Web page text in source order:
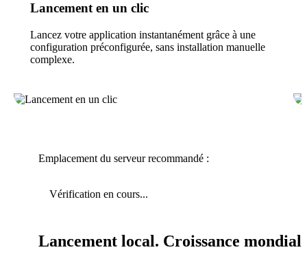
Lancement en un clic
Lancez votre application instantanément grâce à une
configuration préconfigurée, sans installation manuelle
complexe.
Emplacement du serveur recommandé :
Vérification en cours...
Lancement local. Croissance